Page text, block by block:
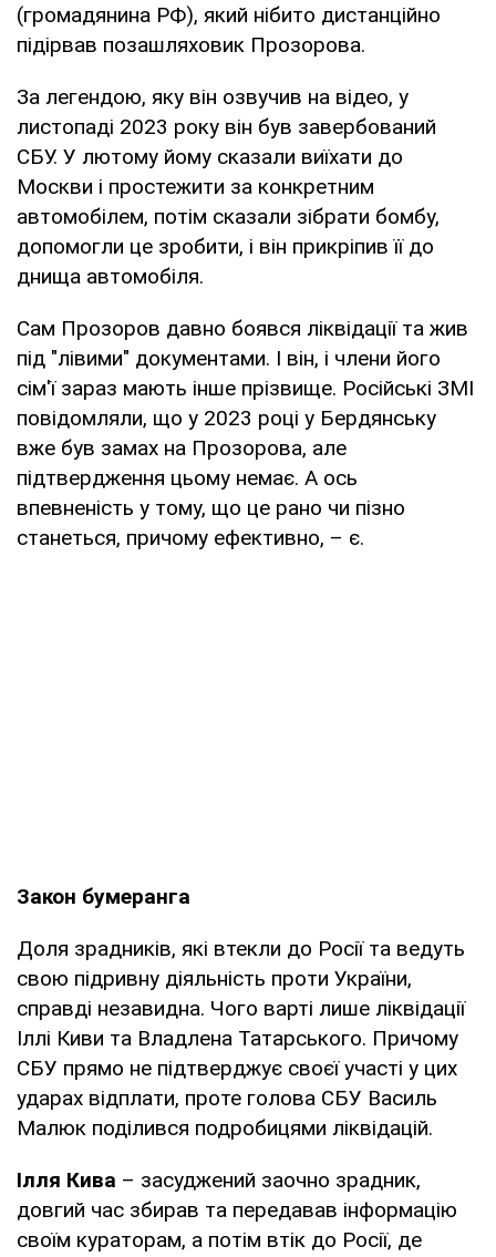
(громадянина РФ), який нібито дистанційно
підірвав позашляховик Прозорова.
За легендою, яку він озвучив на відео, у
листопаді 2023 року він був завербований
СБУ. У лютому йому сказали виїхати до
Москви і простежити за конкретним
автомобілем, потім сказали зібрати бомбу,
допомогли це зробити, і він прикріпив її до
днища автомобіля.
Сам Прозоров давно боявся ліквідації та жив
під "лівими" документами. І він, і члени його
сім'ї зараз мають інше прізвище. Російські ЗМІ
повідомляли, що у 2023 році у Бердянську
вже був замах на Прозорова, але
підтвердження цьому немає. А ось
впевненість у тому, що це рано чи пізно
станеться, причому ефективно, – є.
Закон бумеранга
Доля зрадників, які втекли до Росії та ведуть
свою підривну діяльність проти України,
справді незавидна. Чого варті лише ліквідації
Іллі Киви та Владлена Татарського. Причому
СБУ прямо не підтверджує своєї участі у цих
ударах відплати, проте голова СБУ Василь
Малюк поділився подробицями ліквідацій.
Ілля Кива – засуджений заочно зрадник,
довгий час збирав та передавав інформацію
своїм кураторам, а потім втік до Росії, де